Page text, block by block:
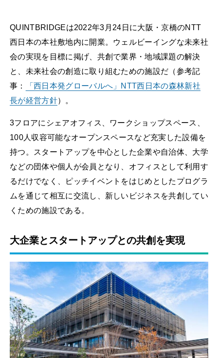
QUINTBRIDGEは2022年3月24日に大阪・京橋のNTT
西日本の本社敷地内に開業。ウェルビーイングな未来社
会の実現を目標に掲げ、共創で業界・地域課題の解決
と、未来社会の創造に取り組むための施設だ（参考記
事：
「西日本発グローバルへ」NTT西日本の森林新社
長が経営方針）。
3フロアにシェアオフィス、ワークショップスペース、
100人収容可能なオープンスペースなど充実した設備を
持つ。スタートアップを中心とした企業や自治体、大学
などの団体や個人が会員となり、オフィスとして利用す
るだけでなく、ピッチイベントをはじめとしたプログラ
ムを通じて相互に交流し、新しいビジネスを共創してい
くための施設である。
大企業とスタートアップとの共創を実現